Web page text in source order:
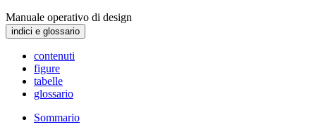
Manuale operativo di design
indici e glossario
contenuti
figure
tabelle
glossario
Sommario